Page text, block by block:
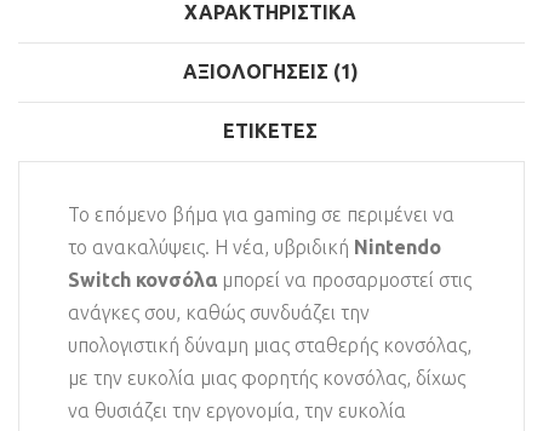
ΧΑΡΑΚΤΗΡΙΣΤΙΚΆ
ΑΞΙΟΛΟΓΉΣΕΙΣ (1)
ΕΤΙΚΈΤΕΣ
Το επόμενο βήμα για gaming σε περιμένει να
το ανακαλύψεις. Η νέα, υβριδική Nintendo
Switch κονσόλα μπορεί να προσαρμοστεί στις
ανάγκες σου, καθώς συνδυάζει την
υπολογιστική δύναμη μιας σταθερής κονσόλας,
με την ευκολία μιας φορητής κονσόλας, δίχως
να θυσιάζει την εργονομία, την ευκολία